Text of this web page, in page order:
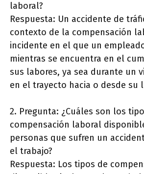
laboral?
Respuesta: Un accidente de
contexto de la compensación
incidente en el que un
mientras se encuentra en el
sus labores, ya sea durante un
en el trayecto hacia o desde su
2. Pregunta: ¿Cuáles son los
compensación laboral
personas que sufren un
el trabajo?
Respuesta: Los tipos de